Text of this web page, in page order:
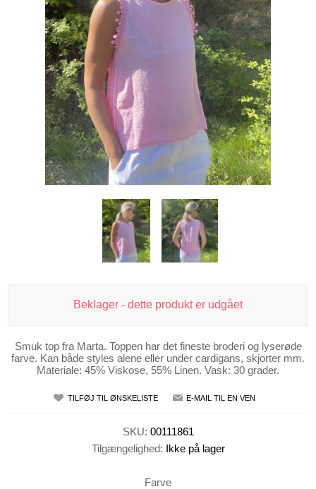
Beklager - dette produkt er udgået
Smuk top fra Marta. Toppen har det fineste broderi og lyserøde
farve. Kan både styles alene eller under cardigans, skjorter mm.
Materiale: 45% Viskose, 55% Linen. Vask: 30 grader.
TILFØJ TIL ØNSKELISTE E-MAIL TIL EN VEN
SKU: 00111861
Tilgængelighed: Ikke på lager
Farve